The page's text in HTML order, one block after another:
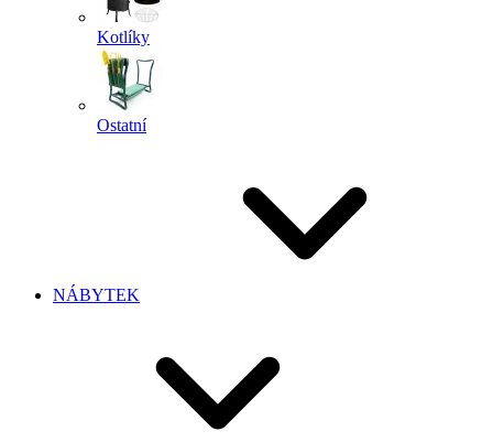
Kotlíky
Ostatní
NÁBYTEK